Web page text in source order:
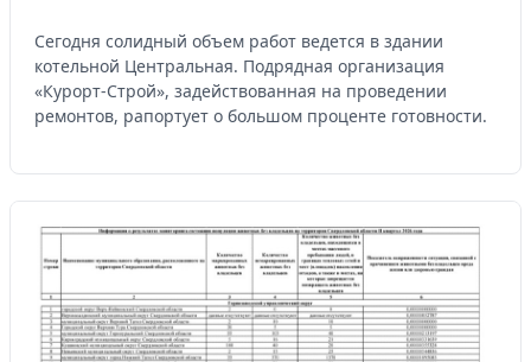
Сегодня солидный объем работ ведется в здании
котельной Центральная. Подрядная организация
«Курорт-Строй», задействованная на проведении
ремонтов, рапортует о большом проценте готовности.